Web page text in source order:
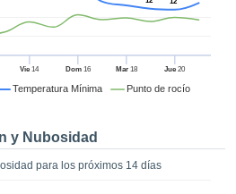
Temperatura Mínima Punto de rocío
Vie 14 Dom16 Mar18 Jue 20
y Nubosidad
para los próximos 14 días